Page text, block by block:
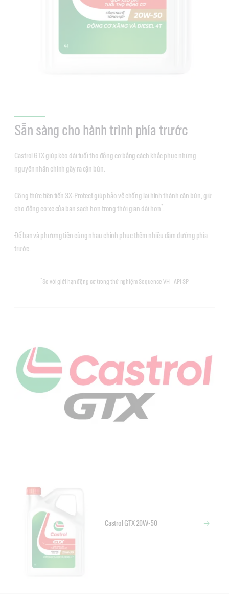
Sẵn sàng cho hành trình phía trước
Castrol GTX giúp kéo dài tuổi thọ động cơ bằng cách khắc phục những
nguyên nhân chính gây ra cặn bùn.
Công thức tiên tiến 3X-Protect giúp bảo vệ chống lại hình thành cặn bùn, giữ
cho động cơ xe của bạn sạch hơn trong thời gian dài hơn*
Để bạn và phương tiện cùng nhau chinh phục thêm nhiều dặm đường phía
trước.
*So với giới hạn động cơ trong thử nghiệm Sequence VH – API SP
Castrol GTX 20W-50